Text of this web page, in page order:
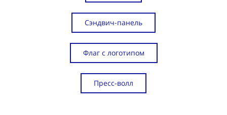
Сэндвич-панель
Флаг с логотипом
Пресс-волл